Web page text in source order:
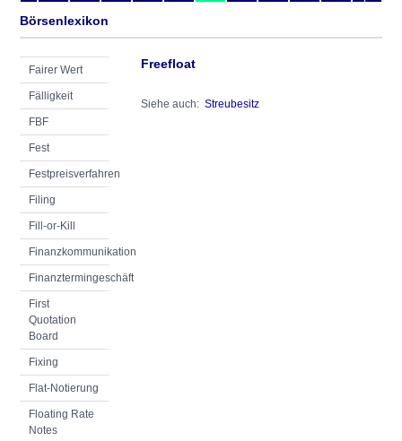
Börsenlexikon
Fairer Wert
Fälligkeit
FBF
Fest
Festpreisverfahren
Filing
Fill-or-Kill
Finanzkommunikation
Finanztermingeschäft
First
Quotation
Board
Fixing
Flat-Notierung
Floating Rate
Notes
Freefloat
Siehe auch: Streubesitz